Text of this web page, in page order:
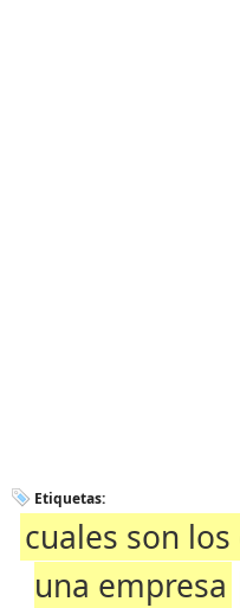
Etiquetas:
cuales son
una empresa